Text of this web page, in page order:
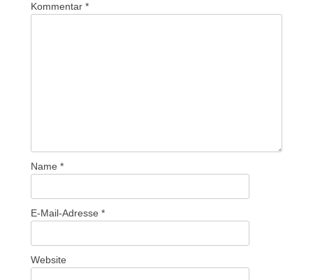
Kommentar *
Name *
E-Mail-Adresse *
Website